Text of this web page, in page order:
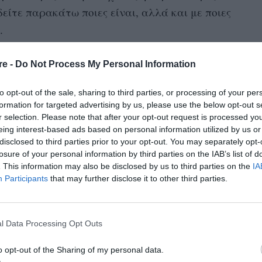
- Do Not Process My Personal Information
opt-out of the sale, sharing to third parties, or processing of your
for targeted advertising by us, please use the below opt-out
selection. Please note that after your opt-out request is processed
interest-based ads based on personal information utilized by us
to third parties prior to your opt-out. You may separately
of your personal information by third parties on the IAB’s list of
This information may also be disclosed by us to third parties on the
Participants that may further disclose it to other third parties.
Data Processing Opt Outs
opt-out of the Sharing of my personal data.
παρακάτω ποιες είναι, αλλά και με ποιες
ποτέ»
και δεν αναγνωρίζουν τις προσπάθειες
δήλωσε ο Kier Gaines, ψυχολόγος που εστιάζει
σας μπορεί να απαντήσει με κάτι
υπεράσπισή του. Έτσι δεν κάνετε έναν
στη λογική μιας έντονης διαφωνίας».
μια προσπάθεια να μείνετε στο παρόν.
πλέον περνά σε άλλο επίπεδο»,
πρόβλημα που υπάρχει τώρα και αντί να
άλλο, εστιάστε στο τι συμβαίνει αυτή τη